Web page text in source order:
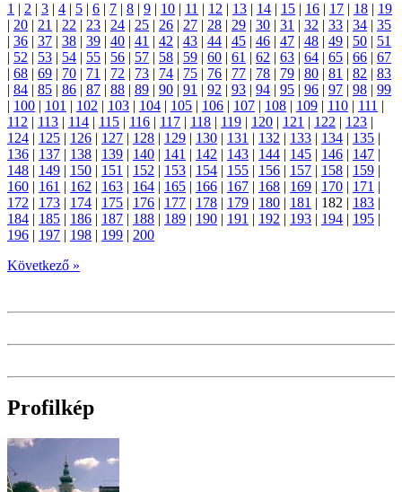
1 | 2 | 3 | 4 | 5 | 6 | 7 | 8 | 9 | 10 | 11 | 12 | 13 | 14 | 15 | 16 | 17 | 18 | 19
| 20 | 21 | 22 | 23 | 24 | 25 | 26 | 27 | 28 | 29 | 30 | 31 | 32 | 33 | 34 | 35
| 36 | 37 | 38 | 39 | 40 | 41 | 42 | 43 | 44 | 45 | 46 | 47 | 48 | 49 | 50 | 51
| 52 | 53 | 54 | 55 | 56 | 57 | 58 | 59 | 60 | 61 | 62 | 63 | 64 | 65 | 66 | 67
| 68 | 69 | 70 | 71 | 72 | 73 | 74 | 75 | 76 | 77 | 78 | 79 | 80 | 81 | 82 | 83
| 84 | 85 | 86 | 87 | 88 | 89 | 90 | 91 | 92 | 93 | 94 | 95 | 96 | 97 | 98 | 99
| 100 | 101 | 102 | 103 | 104 | 105 | 106 | 107 | 108 | 109 | 110 | 111 |
112 | 113 | 114 | 115 | 116 | 117 | 118 | 119 | 120 | 121 | 122 | 123 |
124 | 125 | 126 | 127 | 128 | 129 | 130 | 131 | 132 | 133 | 134 | 135 |
136 | 137 | 138 | 139 | 140 | 141 | 142 | 143 | 144 | 145 | 146 | 147 |
148 | 149 | 150 | 151 | 152 | 153 | 154 | 155 | 156 | 157 | 158 | 159 |
160 | 161 | 162 | 163 | 164 | 165 | 166 | 167 | 168 | 169 | 170 | 171 |
172 | 173 | 174 | 175 | 176 | 177 | 178 | 179 | 180 | 181 | 182 | 183 |
184 | 185 | 186 | 187 | 188 | 189 | 190 | 191 | 192 | 193 | 194 | 195 |
196 | 197 | 198 | 199 | 200
Következő »
Profilkép